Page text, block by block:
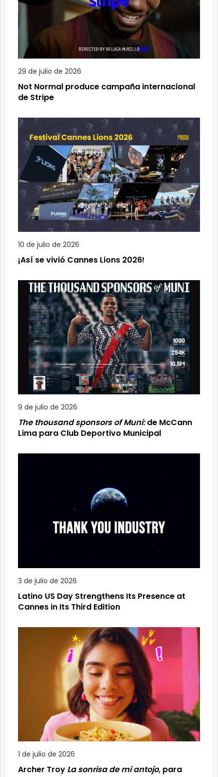
29 de julio de 2026
Not Normal produce campaña internacional
de Stripe
10 de julio de 2026
¡Así se vivió Cannes Lions 2026!
9 de julio de 2026
The thousand sponsors of Muni:de McCann
Lima para Club Deportivo Municipal
3 de julio de 2026
Latino US Day Strengthens Its Presence at
Cannes in Its Third Edition
1 de julio de 2026
Archer Troy La sonrisa de mi antojo, para